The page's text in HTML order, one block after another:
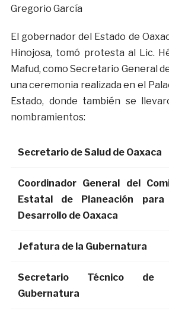
Gregorio García
El gobernador del Estado de
Hinojosa, tomó protesta al Lic.
Mafud, como Secretario General
una ceremonia realizada en el
Estado, donde también se
nombramientos:
Secretario de Salud de Oaxaca
Coordinador General del
Estatal de Planeación
Desarrollo de Oaxaca
Jefatura de la Gubernatura
Secretario Técnico de
Gubernatura